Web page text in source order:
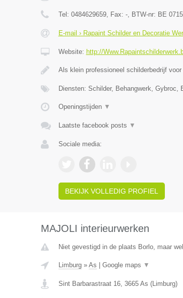
Tel: 0484629659, Fax: -, BTW-nr: BE
E-mail › Rapaint Schilder en Decoratie
Website: http://
Als klein professioneel schilderbedrijf
Diensten: Schilder, Behangwerk, Gybroc,
Openingstijden ▼
Laatste facebook posts ▼
Sociale media:
BEKIJK VOLLEDIG PROFIEL
MAJOLI interieurwerken
Niet gevestigd in de plaats Borlo, maar
Limburg» As Google maps ▼
Sint Barbarastraat 16, 3665 As (Limburg)